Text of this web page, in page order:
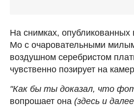
На снимках, опубликованных
Mo с очаровательными
воздушном серебристом
чувственно позирует на
"Как бы ты доказал, что
вопрошает она (здесь и